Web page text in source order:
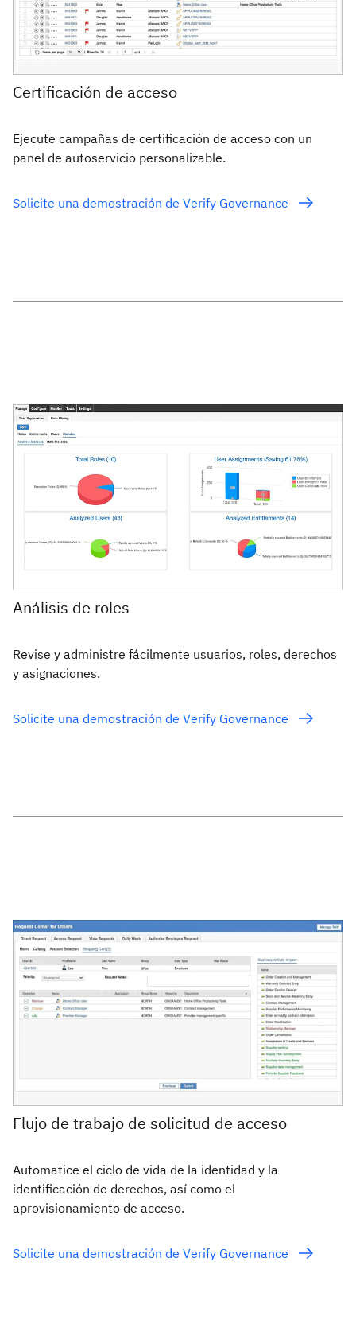
Certificación de acceso
Ejecute campañas de certificación de acceso con un
panel de autoservicio personalizable.
Solicite una demostración de Verify Governance
Análisis de roles
Revise y administre fácilmente usuarios, roles, derechos
y asignaciones.
Solicite una demostración de Verify Governance
Flujo de trabajo de solicitud de acceso
Automatice el ciclo de vida de la identidad y la
identificación de derechos, así como el
aprovisionamiento de acceso.
Solicite una demostración de Verify Governance